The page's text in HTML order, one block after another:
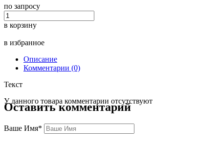
по запросу
в корзину
в избранное
Описание
Комментарии (0)
Текст
У данного товара комментарии отсутствуют
Оставить комментарий
Ваше Имя*